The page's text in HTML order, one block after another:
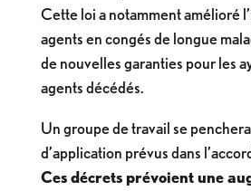
Cette loi a notamment amélioré
agents en congés de longue
de nouvelles garanties pour les
agents décédés.
Un groupe de travail se
d’application prévus dans
Ces décrets prévoient une